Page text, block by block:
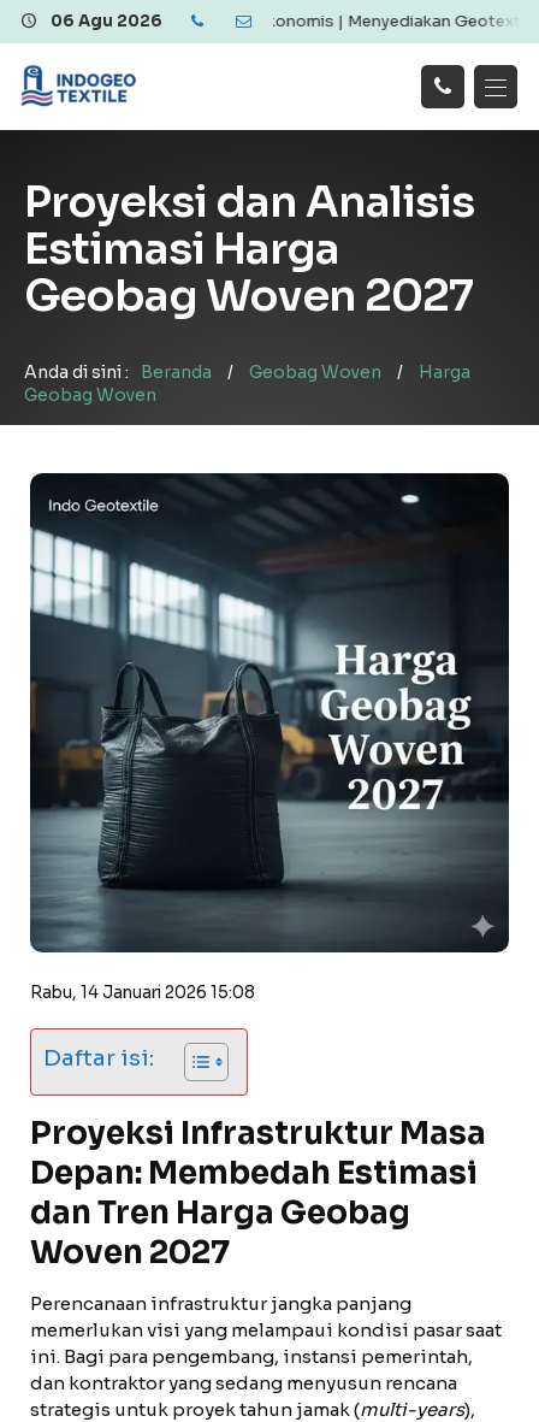
06 Agu 2026
Berkualitas dan Ekonomis | Menyediakan Geotextile Woven
Tentang Kami
Galeri
Layanan
Hubungi
!
Proyeksi dan Analisis
Estimasi Harga
Geobag Woven 2027
Anda di sini : Beranda / Geobag Woven /
Harga
Geobag Woven
Rabu, 14 Januari 2026 15:08
Daftar isi:
Proyeksi Infrastruktur Masa
Depan: Membedah Estimasi
dan Tren Harga Geobag
Woven 2027
Perencanaan infrastruktur jangka panjang
memerlukan visi yang melampaui kondisi pasar saat
ini. Bagi para pengembang, instansi pemerintah,
dan kontraktor yang sedang menyusun rencana
strategis untuk proyek tahun jamak (multi-years),